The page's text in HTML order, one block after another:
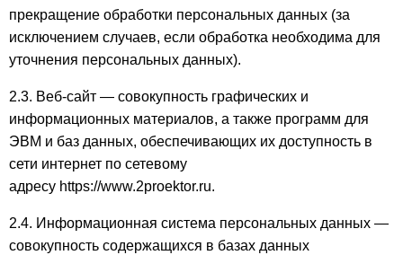
прекращение обработки персональных данных (за
исключением случаев, если обработка необходима для
уточнения персональных данных).
2.3. Веб-сайт — совокупность графических и
информационных материалов, а также программ для
ЭВМ и баз данных, обеспечивающих их доступность в
сети интернет по сетевому
адресу https://www.2proektor.ru.
2.4. Информационная система персональных данных —
совокупность содержащихся в базах данных